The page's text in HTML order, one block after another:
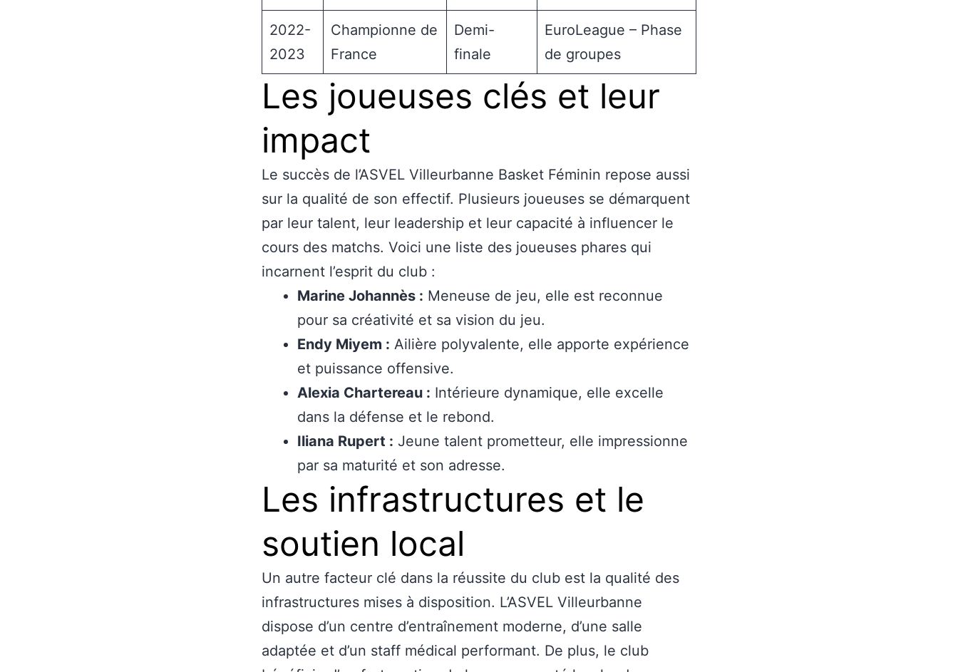
2022-
2023
Championne de
France
Demi-
finale
EuroLeague – Phase
de groupes
Les joueuses clés et leur
impact
Le succès de l’ASVEL Villeurbanne Basket Féminin repose aussi
sur la qualité de son effectif. Plusieurs joueuses se démarquent
par leur talent, leur leadership et leur capacité à influencer le
cours des matchs. Voici une liste des joueuses phares qui
incarnent l’esprit du club :
Marine Johannès : Meneuse de jeu, elle est reconnue
pour sa créativité et sa vision du jeu.
Endy Miyem : Ailière polyvalente, elle apporte expérience
et puissance offensive.
Alexia Chartereau : Intérieure dynamique, elle excelle
dans la défense et le rebond.
Iliana Rupert : Jeune talent prometteur, elle impressionne
par sa maturité et son adresse.
Les infrastructures et le
soutien local
Un autre facteur clé dans la réussite du club est la qualité des
infrastructures mises à disposition. L’ASVEL Villeurbanne
dispose d’un centre d’entraînement moderne, d’une salle
adaptée et d’un staff médical performant. De plus, le club